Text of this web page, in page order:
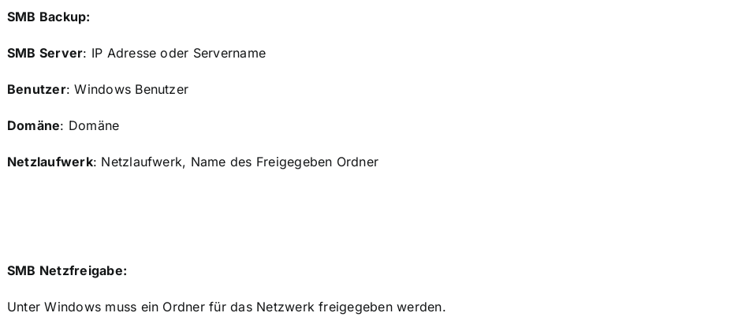
SMB Backup:
SMB Server: IP Adresse oder Servername
Benutzer: Windows Benutzer
Domäne: Domäne
Netzlaufwerk: Netzlaufwerk, Name des Freigegeben Ordner
SMB Netzfreigabe:
Unter Windows muss ein Ordner für das Netzwerk freigegeben werden.